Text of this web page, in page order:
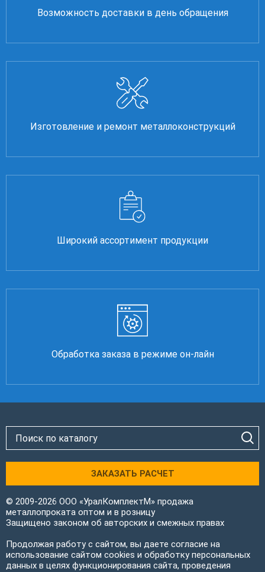
Возможность доставки в день обращения
Изготовление и ремонт металлоконструкций
Широкий ассортимент продукции
Обработка заказа в режиме он-лайн
ЗАКАЗАТЬ РАСЧЕТ
© 2009-2026 ООО «УралКомплектМ» продажа
металлопроката оптом и в розницу
Защищено законом об авторских и смежных правах
Продолжая работу с сайтом, вы даете согласие на
использование сайтом cookies и обработку персональных
данных в целях функционирования сайта, проведения